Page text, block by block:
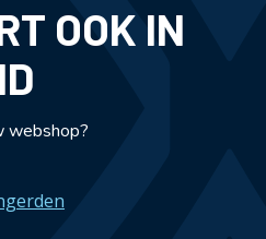
OOK IN
webshop?